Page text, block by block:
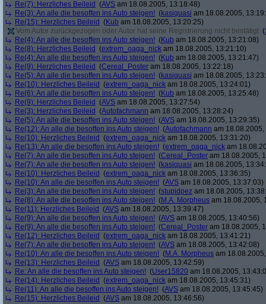
Re(7): Herzliches Beileid (AVS am 18.08.2005, 13:18:48)
Re(3): An alle die besoffen ins Auto steigen! (kasiquasi am 18.08.2005,
Re(15): Herzliches Beileid (Kub am 18.08.2005, 13:20:25)
Vom Autor zurückgezogen oder Autor hat seine Registrierung nicht bestätigt (
Re(4): An alle die besoffen ins Auto steigen! (Kub am 18.08.2005, 13:21:08)
Re(8): Herzliches Beileid (extrem_oaga_nick am 18.08.2005, 13:21:10)
Re(4): An alle die besoffen ins Auto steigen! (Kub am 18.08.2005, 13:21:47)
Re(9): Herzliches Beileid (Cereal_Poster am 18.08.2005, 13:22:18)
Re(5): An alle die besoffen ins Auto steigen! (kasiquasi am 18.08.2005,
Re(10): Herzliches Beileid (extrem_oaga_nick am 18.08.2005, 13:24:01)
Re(6): An alle die besoffen ins Auto steigen! (Kub am 18.08.2005, 13:25:48)
Re(9): Herzliches Beileid (AVS am 18.08.2005, 13:27:54)
Re(3): Herzliches Beileid (Autofachmann am 18.08.2005, 13:28:24)
Re(5): An alle die besoffen ins Auto steigen! (AVS am 18.08.2005, 13:29:35)
Re(12): An alle die besoffen ins Auto steigen! (Autofachmann am
Re(10): Herzliches Beileid (extrem_oaga_nick am 18.08.2005, 13:31:20)
Re(13): An alle die besoffen ins Auto steigen! (extrem_oaga_nick am
Re(7): An alle die besoffen ins Auto steigen! (Cereal_Poster am 18.08.2005,
Re(7): An alle die besoffen ins Auto steigen! (kasiquasi am 18.08.2005,
Re(10): Herzliches Beileid (extrem_oaga_nick am 18.08.2005, 13:36:35)
Re(10): An alle die besoffen ins Auto steigen! (AVS am 18.08.2005, 13:37:03)
Re(3): An alle die besoffen ins Auto steigen! (stupidpez am 18.08.2005,
Re(8): An alle die besoffen ins Auto steigen! (M.A. Morpheus am 18.08.2005,
Re(11): Herzliches Beileid (AVS am 18.08.2005, 13:39:47)
Re(9): An alle die besoffen ins Auto steigen! (AVS am 18.08.2005, 13:40:56)
Re(9): An alle die besoffen ins Auto steigen! (Cereal_Poster am 18.08.2005,
Re(12): Herzliches Beileid (extrem_oaga_nick am 18.08.2005, 13:41:21)
Re(7): An alle die besoffen ins Auto steigen! (AVS am 18.08.2005, 13:42:08)
Re(10): An alle die besoffen ins Auto steigen! (M.A. Morpheus am
Re(13): Herzliches Beileid (AVS am 18.08.2005, 13:42:59)
Re: An alle die besoffen ins Auto steigen! (User15820 am 18.08.2005,
Re(14): Herzliches Beileid (extrem_oaga_nick am 18.08.2005, 13:45:31)
Re(11): An alle die besoffen ins Auto steigen! (AVS am 18.08.2005, 13:45:45)
Re(15): Herzliches Beileid (AVS am 18.08.2005, 13:46:56)